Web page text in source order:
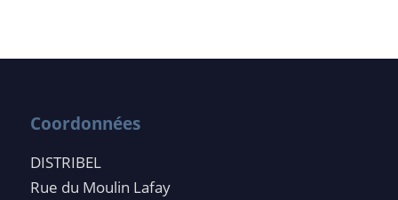
Coordonnées
DISTRIBEL
Rue du Moulin Lafay